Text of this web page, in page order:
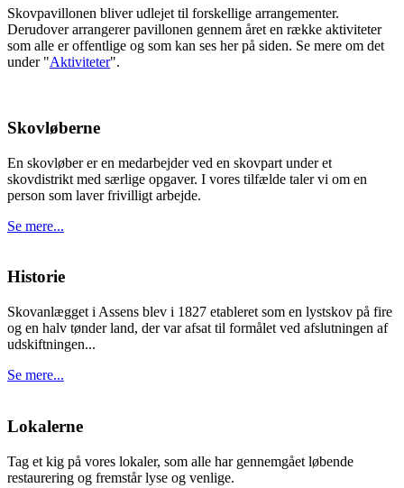
Skovpavillonen bliver udlejet til forskellige arrangementer.
Derudover arrangerer pavillonen gennem året en række aktiviteter
som alle er offentlige og som kan ses her på siden. Se mere om det
under "Aktiviteter".
Skovløberne
En skovløber er en medarbejder ved en skovpart under et
skovdistrikt med særlige opgaver. I vores tilfælde taler vi om en
person som laver frivilligt arbejde.
Se mere...
Historie
Skovanlægget i Assens blev i 1827 etableret som en lystskov på fire
og en halv tønder land, der var afsat til formålet ved afslutningen af
udskiftningen...
Se mere...
Lokalerne
Tag et kig på vores lokaler, som alle har gennemgået løbende
restaurering og fremstår lyse og venlige.